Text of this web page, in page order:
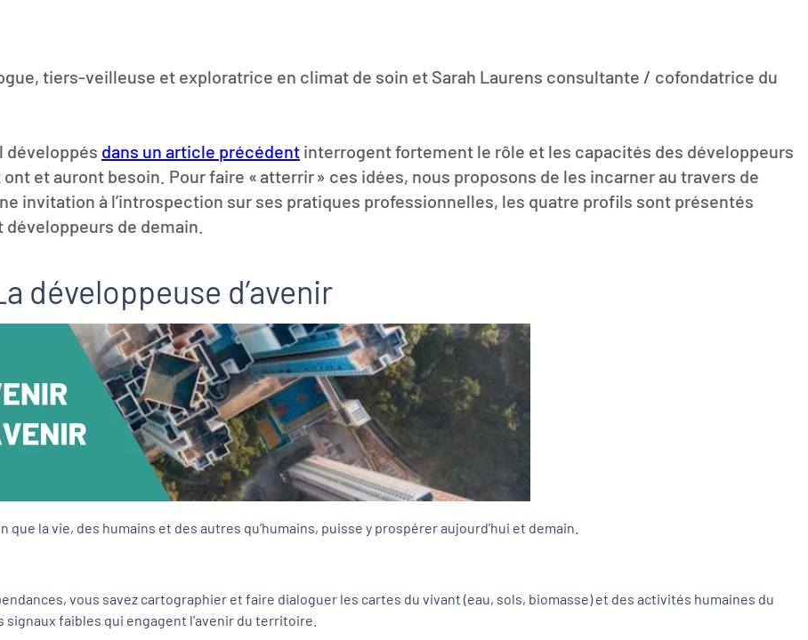
tiers-veilleuse et exploratrice en climat de soin et Sarah Laurens consultante / cofondatrice du
développés dans un article précédent interrogent fortement le rôle et les capacités des développeurs
et auront besoin. Pour faire « atterrir » ces idées, nous proposons de les incarner au travers de
invitation à l’introspection sur ses pratiques professionnelles, les quatre profils sont présentés
de demain.
développeuse d’avenir
la vie, des humains et des autres qu’humains, puisse y prospérer aujourd’hui et demain.
vous savez cartographier et faire dialoguer les cartes du vivant (eau, sols, biomasse) et des activités humaines du
faibles qui engagent l'avenir du territoire.